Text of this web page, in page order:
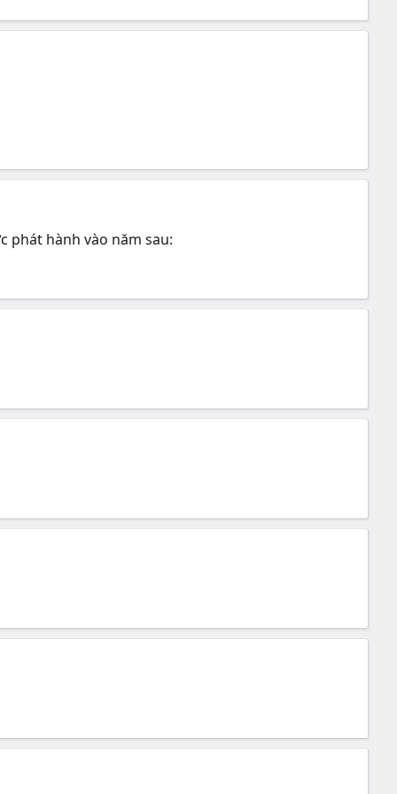
phát hành vào năm sau: